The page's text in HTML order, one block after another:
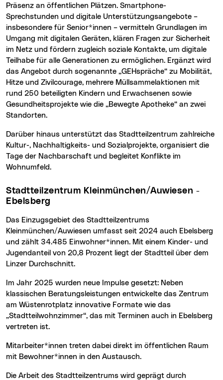
Präsenz an öffentlichen Plätzen. Smartphone-
Sprechstunden und digitale Unterstützungsangebote –
insbesondere für Senior*innen – vermitteln Grundlagen im
Umgang mit digitalen Geräten, klären Fragen zur Sicherheit
im Netz und fördern zugleich soziale Kontakte, um digitale
Teilhabe für alle Generationen zu ermöglichen. Ergänzt wird
das Angebot durch sogenannte „GEHspräche“ zu Mobilität,
Hitze und Zivilcourage, mehrere Müllsammelaktionen mit
rund 250 beteiligten Kindern und Erwachsenen sowie
Gesundheitsprojekte wie die „Bewegte Apotheke“ an zwei
Standorten.
Darüber hinaus unterstützt das Stadtteilzentrum zahlreiche
Kultur-, Nachhaltigkeits- und Sozialprojekte, organisiert die
Tage der Nachbarschaft und begleitet Konflikte im
Wohnumfeld.
Stadtteilzentrum Kleinmünchen/Auwiesen -
Ebelsberg
Das Einzugsgebiet des Stadtteilzentrums
Kleinmünchen/Auwiesen umfasst seit 2024 auch Ebelsberg
und zählt 34.485 Einwohner*innen. Mit einem Kinder- und
Jugendanteil von 20,8 Prozent liegt der Stadtteil über dem
Linzer Durchschnitt.
klassischen Beratungsleistungen entwickelte das Zentrum
am Wüstenrotplatz innovative Formate wie das
„Stadtteilwohnzimmer“, das mit Terminen auch in Ebelsberg
vertreten ist.
Mitarbeiter*innen treten dabei direkt im öffentlichen Raum
mit Bewohner*innen in den Austausch.
Die Arbeit des Stadtteilzentrums wird geprägt durch